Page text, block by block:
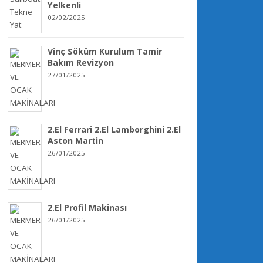
Yelkenli
02/02/2025
Vinç Söküm Kurulum Tamir
Bakım Revizyon
27/01/2025
2.El Ferrari 2.El Lamborghini 2.El
Aston Martin
26/01/2025
2.El Profil Makinası
26/01/2025